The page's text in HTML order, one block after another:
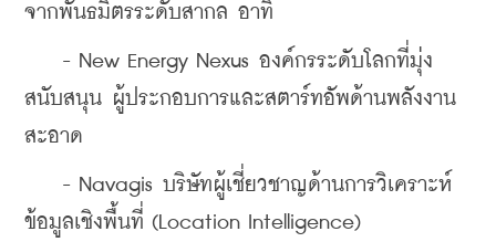
จากพันธมิตรระดับสากล อาทิ
- New Energy Nexus องค์กรระดับโลกที่มุ่ง
สนับสนุน ผู้ประกอบการและสตาร์ทอัพด้านพลังงาน
สะอาด
- Navagis บริษัทผู้เชี่ยวชาญด้านการวิเคราะห์
ข้อมูลเชิงพื้นที่ (Location Intelligence)